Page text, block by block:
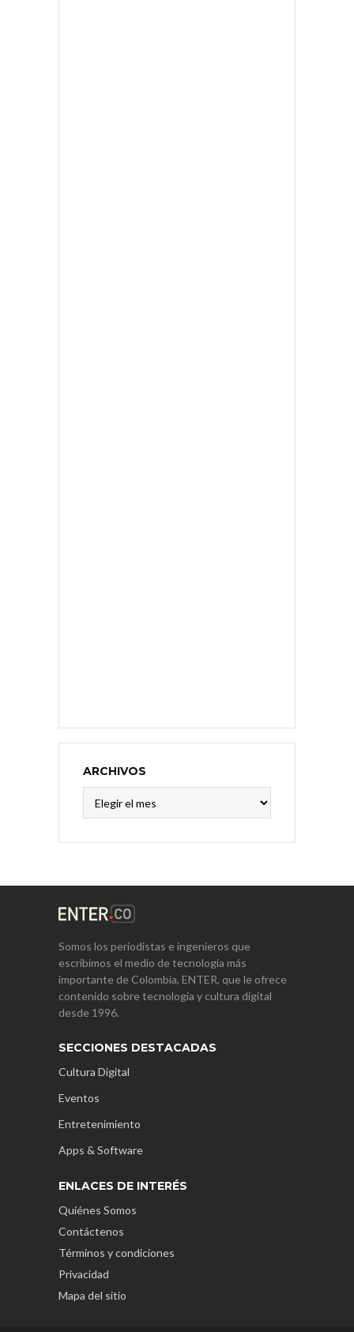
ARCHIVOS
Somos los periodistas e ingenieros que
escribimos el medio de tecnología más
importante de Colombia, ENTER, que le ofrece
contenido sobre tecnología y cultura digital
desde 1996.
SECCIONES DESTACADAS
Cultura Digital
Eventos
Entretenimiento
Apps & Software
ENLACES DE INTERÉS
Quiénes Somos
Contáctenos
Términos y condiciones
Privacidad
Mapa del sitio